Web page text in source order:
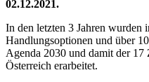
02.12.2021.
In den letzten 3 Jahren wurden
Handlungsoptionen und über
Agenda 2030 und damit der
Österreich erarbeitet.